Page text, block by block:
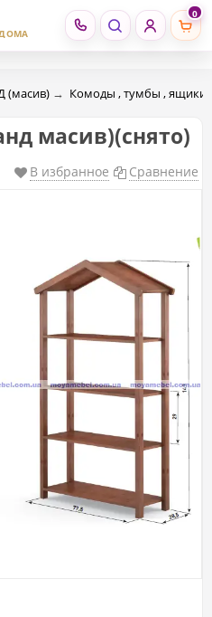
0
(масив) → Комоды , тумбы ,
масив)(снято)
В избранное Сравнение